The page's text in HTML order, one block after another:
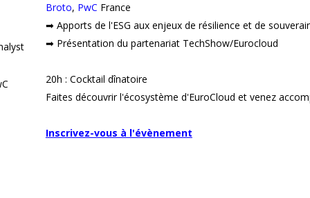
Broto, PwC France
➡︎ Apports de l'ESG aux enjeux de résilience et de
➡︎ Présentation du partenariat TechShow/Eurocloud
20h : Cocktail dînatoire
Faites découvrir l'écosystème d'EuroCloud et venez
Inscrivez-vous à l'évènement